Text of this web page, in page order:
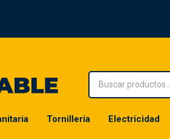
Tornillería Electricidad